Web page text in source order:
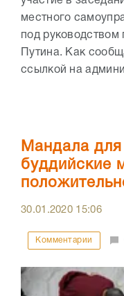
местного
под
Путина. Как
ссылкой на
Мандала
буддийские
30.01.2020 15:06
Комментарии